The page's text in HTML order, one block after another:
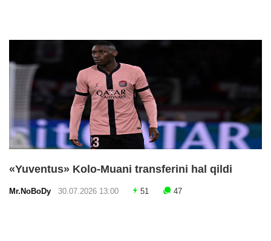
«Yuventus» Kolo-Muani transferini hal qildi
Mr.NoBoDy 30.07.2026 13:00 51 47